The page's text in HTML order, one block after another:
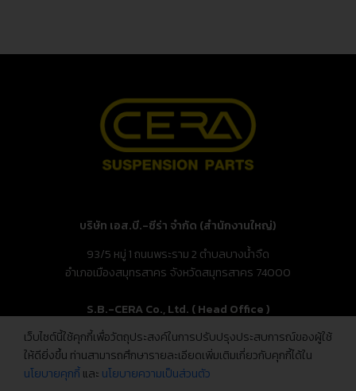
บริษัท เอส.บี.-ซีร่า จำกัด (สำนักงานใหญ่)
93/5 หมู่ 1 ถนนพระราม 2 ตำบลบางน้ำจืด
อำเภอเมืองสมุทรสาคร จังหวัดสมุทรสาคร 74000
S.B.-CERA Co., Ltd. ( Head Office )
93/5 Moo.1, Rama 2 Rd., Bang Nam Chuet,
Mueang Samut Sakhon, Samut Sakhon 74000, Thailand
เว็บไซต์นี้ใช้คุกกี้เพื่อวัตถุประสงค์ในการปรับปรุงประสบการณ์ของผู้ใช้
ให้ดียิ่งขึ้น ท่านสามารถศึกษารายละเอียดเพิ่มเติมเกี่ยวกับคุกกี้ได้ใน
นโยบายคุกกี้และ นโยบายความเป็นส่วนตัว